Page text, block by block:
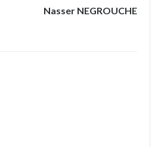
Nasser NEGROUCHE